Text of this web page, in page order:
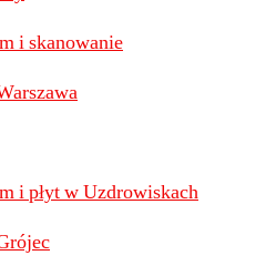
i skanowanie
i płyt w Uzdrowiskach